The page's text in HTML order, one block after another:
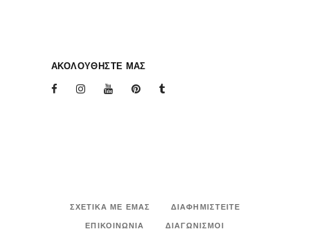
ΑΚΟΛΟΥΘΗΣΤΕ ΜΑΣ
ΣΧΕΤΙΚΑ ΜΕ ΕΜΑΣ
ΔΙΑΦΗΜΙΣΤΕΙΤΕ
ΕΠΙΚΟΙΝΩΝΙΑ
ΔΙΑΓΩΝΙΣΜΟΙ